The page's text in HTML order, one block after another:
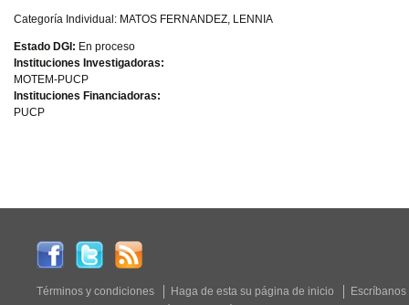
Categoría Individual: MATOS FERNANDEZ, LENNIA
Estado DGI: En proceso
Instituciones Investigadoras:
MOTEM-PUCP
Instituciones Financiadoras:
PUCP
Términos y condiciones Haga de esta su página de inicio
Escríbanos